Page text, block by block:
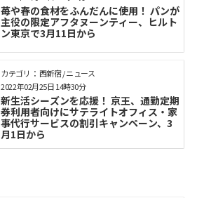
苺や春の食材をふんだんに使用！ パンが
主役の限定アフタヌーンティー、ヒルト
ン東京で3月11日から
カテゴリ： 西新宿 / ニュース
新生活シーズンを応援！ 京王、通勤定期
券利用者向けにサテライトオフィス・家
事代行サービスの割引キャンペーン、3
月1日から
2022年02月25日 14時30分